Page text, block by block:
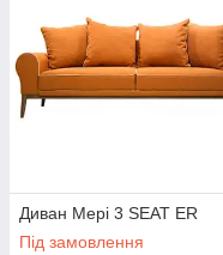
Диван Мері 3 SEAT ER
Під замовлення